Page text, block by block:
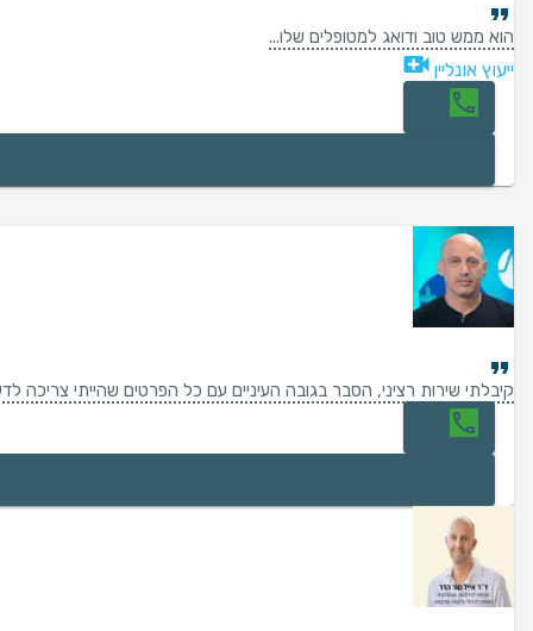
הוא ממש טוב ודואג למטופלים שלו...
ייעוץ אונליין
קיבלתי שירות רציני, הסבר בגובה העיניים עם כל הפרטים שהייתי